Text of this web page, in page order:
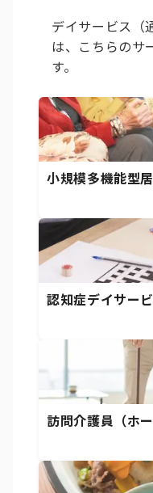
デイサービス（
は、こちらのサ
す。
小規模多機能型
認知症デイサー
訪問介護員（ホ